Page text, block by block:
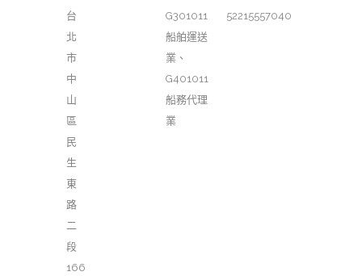
台
北
市
中
山
區
民
生
東
路
二
段
166
G301011
船舶運送
業、
G401011
船務代理
業
52215557040